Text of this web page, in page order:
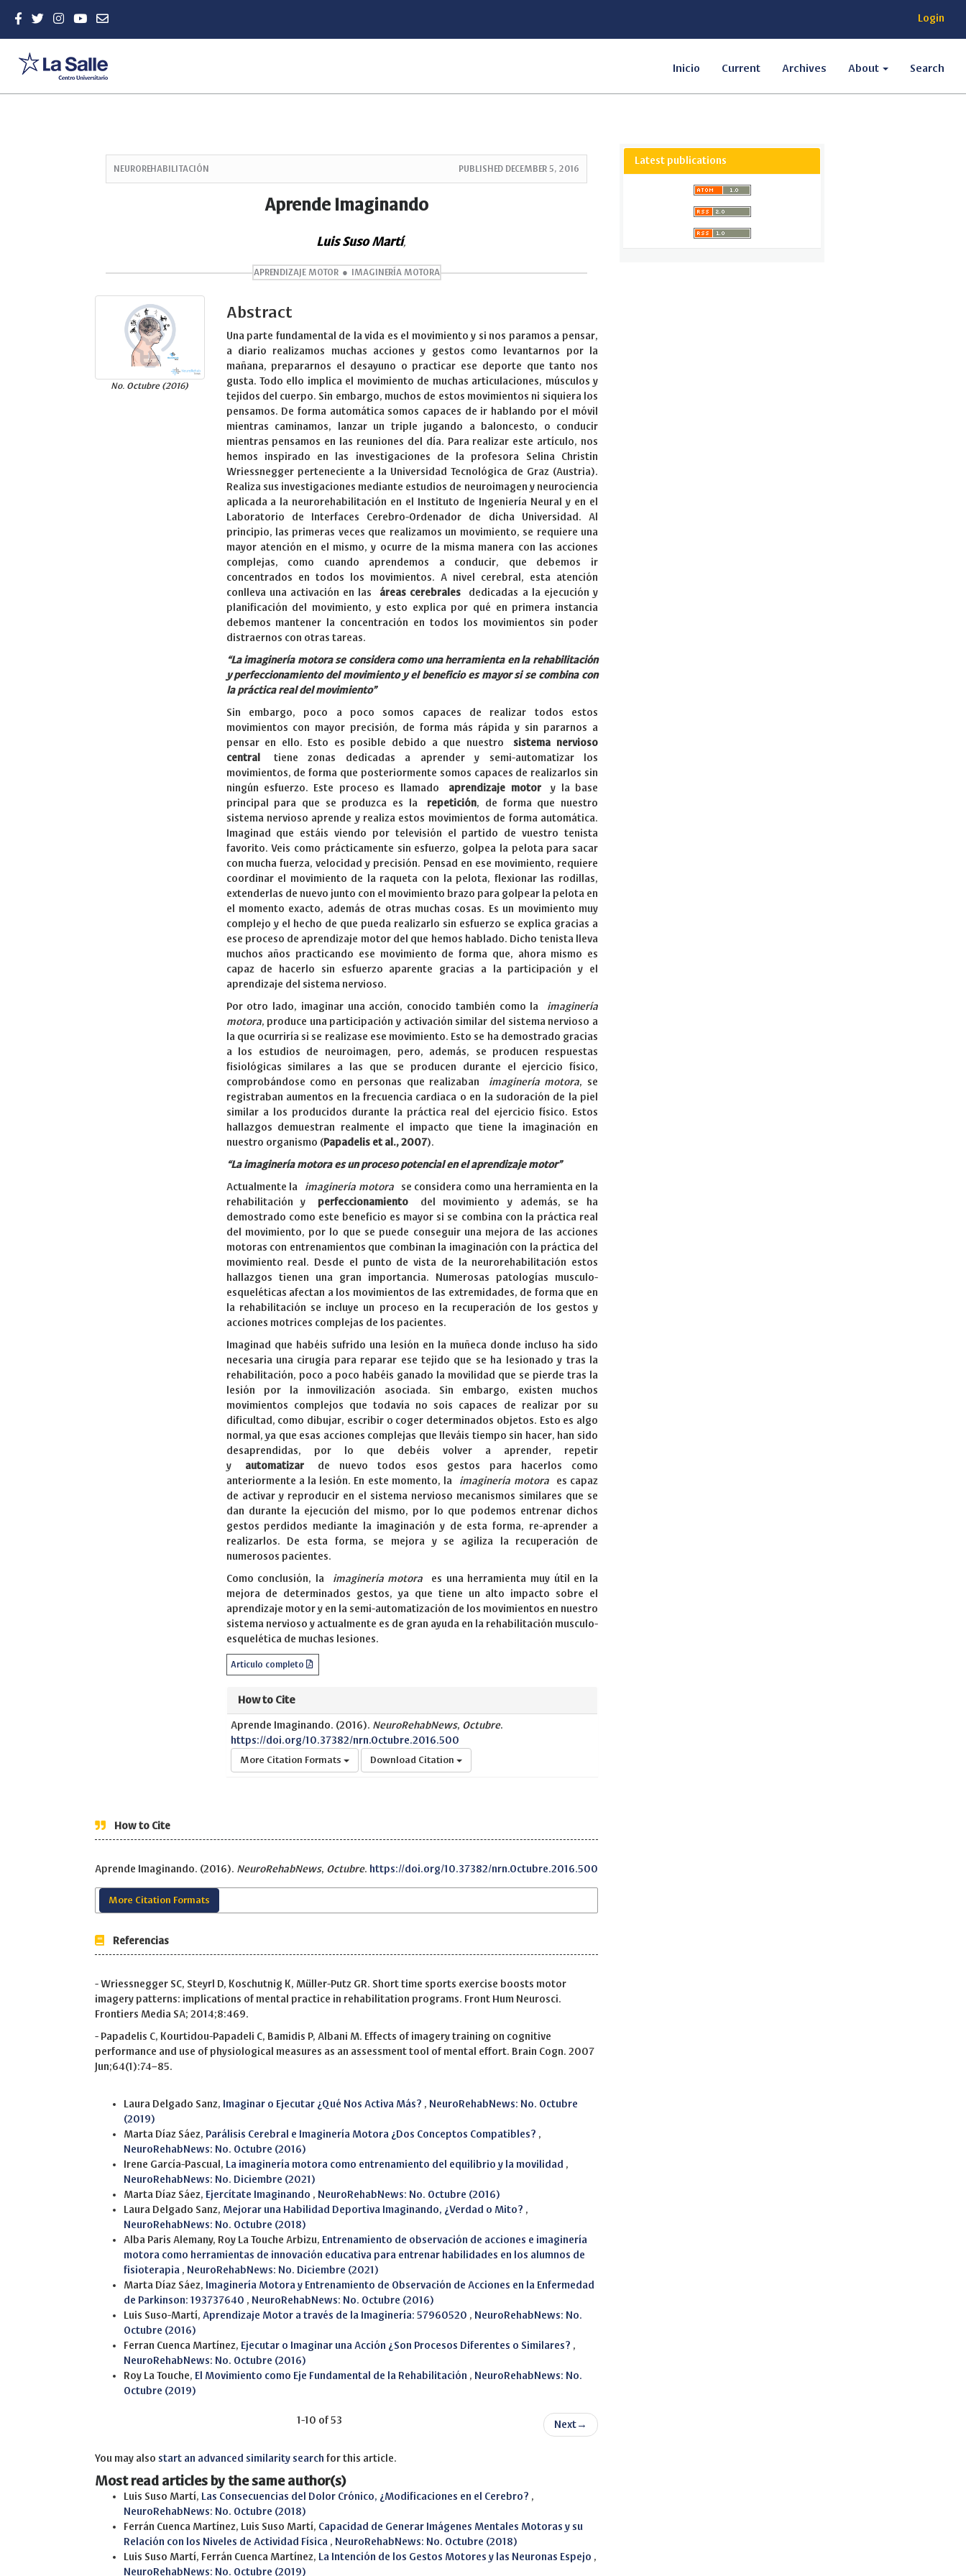
Login
Inicio Current Archives About Search
NEUROREHABILITACIÓN PUBLISHED DECEMBER 5, 2016
Aprende Imaginando
Luis Suso Martí,
APRENDIZAJE MOTOR IMAGINERÍA MOTORA
No. Octubre (2016)
Abstract
Una parte fundamental de la vida es el movimiento y si nos paramos a pensar,
a diario realizamos muchas acciones y gestos como levantarnos por la
mañana, prepararnos el desayuno o practicar ese deporte que tanto nos
gusta. Todo ello implica el movimiento de muchas articulaciones, músculos y
tejidos del cuerpo. Sin embargo, muchos de estos movimientos ni siquiera los
pensamos. De forma automática somos capaces de ir hablando por el móvil
mientras caminamos, lanzar un triple jugando a baloncesto, o conducir
mientras pensamos en las reuniones del día. Para realizar este artículo, nos
hemos inspirado en las investigaciones de la profesora Selina Christin
Wriessnegger perteneciente a la Universidad Tecnológica de Graz (Austria).
Realiza sus investigaciones mediante estudios de neuroimagen y neurociencia
aplicada a la neurorehabilitación en el Instituto de Ingeniería Neural y en el
Laboratorio de Interfaces Cerebro-Ordenador de dicha Universidad. Al
principio, las primeras veces que realizamos un movimiento, se requiere una
mayor atención en el mismo, y ocurre de la misma manera con las acciones
complejas, como cuando aprendemos a conducir, que debemos ir
concentrados en todos los movimientos. A nivel cerebral, esta atención
conlleva una activación en las áreas cerebrales dedicadas a la ejecución y
planificación del movimiento, y esto explica por qué en primera instancia
debemos mantener la concentración en todos los movimientos sin poder
distraernos con otras tareas.
“La imaginería motora se considera como una herramienta en la rehabilitación
y perfeccionamiento del movimiento y el beneficio es mayor si se combina con
la práctica real del movimiento”
Sin embargo, poco a poco somos capaces de realizar todos estos
movimientos con mayor precisión, de forma más rápida y sin pararnos a
pensar en ello. Esto es posible debido a que nuestrosistema nervioso
central
tiene zonas dedicadas a aprender y semi-automatizar los
movimientos, de forma que posteriormente somos capaces de realizarlos sin
ningún esfuerzo. Este proceso es llamado aprendizaje motory la base
principal para que se produzca es la repetición, de forma que nuestro
sistema nervioso aprende y realiza estos movimientos de forma automática.
Imaginad que estáis viendo por televisión el partido de vuestro tenista
favorito. Veis como prácticamente sin esfuerzo, golpea la pelota para sacar
con mucha fuerza, velocidad y precisión. Pensad en ese movimiento, requiere
coordinar el movimiento de la raqueta con la pelota, flexionar las rodillas,
extenderlas de nuevo junto con el movimiento brazo para golpear la pelota en
el momento exacto, además de otras muchas cosas. Es un movimiento muy
complejo y el hecho de que pueda realizarlo sin esfuerzo se explica gracias a
ese proceso de aprendizaje motor del que hemos hablado. Dicho tenista lleva
muchos años practicando ese movimiento de forma que, ahora mismo es
capaz de hacerlo sin esfuerzo aparente gracias a la participación y el
aprendizaje del sistema nervioso.
Por otro lado, imaginar una acción, conocido también como la imaginería
motora, produce una participación y activación similar del sistema nervioso a
la que ocurriría si se realizase ese movimiento. Esto se ha demostrado gracias
a los estudios de neuroimagen, pero, además, se producen respuestas
fisiológicas similares a las que se producen durante el ejercicio físico,
comprobándose como en personas que realizaban imaginería motora, se
registraban aumentos en la frecuencia cardiaca o en la sudoración de la piel
similar a los producidos durante la práctica real del ejercicio físico. Estos
hallazgos demuestran realmente el impacto que tiene la imaginación en
nuestro organismo (Papadelis et al., 2007).
“La imaginería motora es un proceso potencial en el aprendizaje motor”
Actualmente la imaginería motorase considera como una herramienta en la
rehabilitación y perfeccionamientodel movimiento y además, se ha
demostrado como este beneficio es mayor si se combina con la práctica real
del movimiento, por lo que se puede conseguir una mejora de las acciones
motoras con entrenamientos que combinan la imaginación con la práctica del
movimiento real. Desde el punto de vista de la neurorehabilitación estos
hallazgos tienen una gran importancia. Numerosas patologías musculo-
esqueléticas afectan a los movimientos de las extremidades, de forma que en
la rehabilitación se incluye un proceso en la recuperación de los gestos y
acciones motrices complejas de los pacientes.
Imaginad que habéis sufrido una lesión en la muñeca donde incluso ha sido
necesaria una cirugía para reparar ese tejido que se ha lesionado y tras la
rehabilitación, poco a poco habéis ganado la movilidad que se pierde tras la
lesión por la inmovilización asociada. Sin embargo, existen muchos
movimientos complejos que todavía no sois capaces de realizar por su
dificultad, como dibujar, escribir o coger determinados objetos. Esto es algo
normal, ya que esas acciones complejas que lleváis tiempo sin hacer, han sido
desaprendidas, por lo que debéis volver a aprender, repetir
y automatizarde nuevo todos esos gestos para hacerlos como
anteriormente a la lesión. En este momento, la imaginería motoraes capaz
de activar y reproducir en el sistema nervioso mecanismos similares que se
dan durante la ejecución del mismo, por lo que podemos entrenar dichos
gestos perdidos mediante la imaginación y de esta forma, re-aprender a
realizarlos. De esta forma, se mejora y se agiliza la recuperación de
numerosos pacientes.
Como conclusión, la imaginería motora es una herramienta muy útil en la
mejora de determinados gestos, ya que tiene un alto impacto sobre el
aprendizaje motor y en la semi-automatización de los movimientos en nuestro
sistema nervioso y actualmente es de gran ayuda en la rehabilitación musculo-
esquelética de muchas lesiones.
Articulo completo
How to Cite
Aprende Imaginando. (2016). NeuroRehabNews, Octubre.
https://doi.org/10.37382/nrn.Octubre.2016.500
More Citation Formats Download Citation
How to Cite
Aprende Imaginando. (2016). NeuroRehabNews, Octubre. https://doi.org/10.37382/nrn.Octubre.2016.500
More Citation Formats
Referencias
- Wriessnegger SC, Steyrl D, Koschutnig K, Müller-Putz GR. Short time sports exercise boosts motor
imagery patterns: implications of mental practice in rehabilitation programs. Front Hum Neurosci.
Frontiers Media SA; 2014;8:469.
- Papadelis C, Kourtidou-Papadeli C, Bamidis P, Albani M. Effects of imagery training on cognitive
performance and use of physiological measures as an assessment tool of mental effort. Brain Cogn. 2007
Jun;64(1):74–85.
Laura Delgado Sanz, Imaginar o Ejecutar ¿Qué Nos Activa Más? , NeuroRehabNews: No. Octubre
(2019)
Marta Díaz Sáez, Parálisis Cerebral e Imaginería Motora ¿Dos Conceptos Compatibles? ,
NeuroRehabNews: No. Octubre (2016)
Irene García-Pascual, La imaginería motora como entrenamiento del equilibrio y la movilidad ,
NeuroRehabNews: No. Diciembre (2021)
Marta Díaz Sáez, Ejercítate Imaginando , NeuroRehabNews: No. Octubre (2016)
Laura Delgado Sanz, Mejorar una Habilidad Deportiva Imaginando, ¿Verdad o Mito? ,
NeuroRehabNews: No. Octubre (2018)
Alba Paris Alemany, Roy La Touche Arbizu, Entrenamiento de observación de acciones e imaginería
motora como herramientas de innovación educativa para entrenar habilidades en los alumnos de
fisioterapia , NeuroRehabNews: No. Diciembre (2021)
Marta Díaz Sáez, Imaginería Motora y Entrenamiento de Observación de Acciones en la Enfermedad
de Parkinson: 193737640 , NeuroRehabNews: No. Octubre (2016)
Luis Suso-Martí, Aprendizaje Motor a través de la Imaginería: 57960520 , NeuroRehabNews: No.
Octubre (2016)
Ferran Cuenca Martínez, Ejecutar o Imaginar una Acción ¿Son Procesos Diferentes o Similares? ,
NeuroRehabNews: No. Octubre (2016)
Roy La Touche, El Movimiento como Eje Fundamental de la Rehabilitación , NeuroRehabNews: No.
Octubre (2019)
1-10 of 53 Next →
You may also start an advanced similarity search for this article.
Most read articles by the same author(s)
Luis Suso Martí, Las Consecuencias del Dolor Crónico, ¿Modificaciones en el Cerebro? ,
NeuroRehabNews: No. Octubre (2018)
Ferrán Cuenca Martínez, Luis Suso Martí, Capacidad de Generar Imágenes Mentales Motoras y su
Relación con los Niveles de Actividad Física , NeuroRehabNews: No. Octubre (2018)
Luis Suso Martí, Ferrán Cuenca Martínez, La Intención de los Gestos Motores y las Neuronas Espejo ,
NeuroRehabNews: No. Octubre (2019)
Latest publications